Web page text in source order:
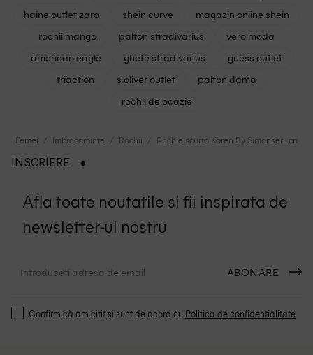
haine outlet zara
shein curve
magazin online shein
rochii mango
palton stradivarius
vero moda
american eagle
ghete stradivarius
guess outlet
triaction
s oliver outlet
palton dama
rochii de ocazie
Femei Imbracaminte Rochii Rochie scurta Karen By Simonsen, crem
INSCRIERE
Afla toate noutatile si fii inspirata de
newsletter-ul nostru
ABONARE
Confirm că am citit și sunt de acord cu Politica de confidentialitate